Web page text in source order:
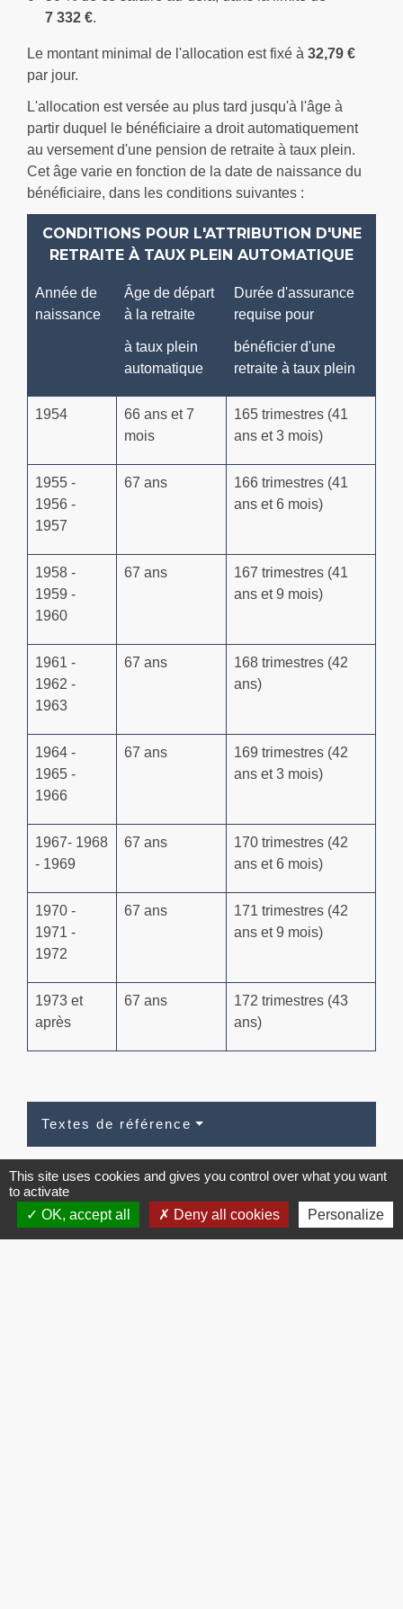
7 332 €.
Le montant minimal de l'allocation est fixé à 32,79 €
par jour.
L'allocation est versée au plus tard jusqu'à l'âge à
partir duquel le bénéficiaire a droit automatiquement
au versement d'une pension de retraite à taux plein.
Cet âge varie en fonction de la date de naissance du
bénéficiaire, dans les conditions suivantes :
CONDITIONS POUR L'ATTRIBUTION D'UNE
RETRAITE À TAUX PLEIN AUTOMATIQUE
Année de
naissance
Âge de départ
à la retraite
à taux plein
automatique
Durée d'assurance
requise pour
bénéficier d'une
retraite à taux plein
1954
66 ans et 7
mois
165 trimestres (41
ans et 3 mois)
1955 -
1956 -
1957
67 ans
166 trimestres (41
ans et 6 mois)
1958 -
1959 -
1960
67 ans
167 trimestres (41
ans et 9 mois)
1961 -
1962 -
1963
67 ans
168 trimestres (42
ans)
1964 -
1965 -
1966
67 ans
169 trimestres (42
ans et 3 mois)
1967- 1968
- 1969
67 ans
170 trimestres (42
ans et 6 mois)
1970 -
1971 -
1972
67 ans
171 trimestres (42
ans et 9 mois)
1973 et
après
67 ans
172 trimestres (43
ans)
Textes de référence
Signaler une erreur sur cette page
This site uses cookies and gives you control over what you want
to activate
OK, accept all
Deny all cookies Personalize